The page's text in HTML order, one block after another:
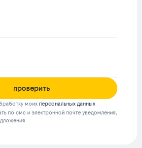
проверить
моих персональных данных
по смс и электронной почте уведомления,